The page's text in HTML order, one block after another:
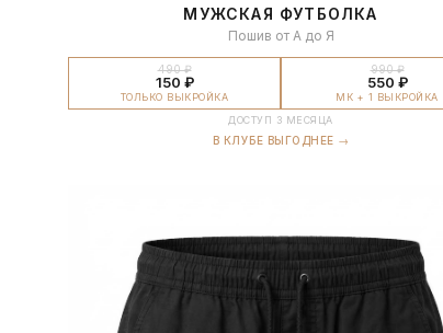
МУЖСКАЯ ФУТБОЛКА
Пошив от А до Я
490 ₽
150 ₽
ТОЛЬКО ВЫКРОЙКА
990 ₽
550 ₽
МК + 1 ВЫКРОЙКА
ДОСТУП 3 МЕСЯЦА
В КЛУБЕ ВЫГОДНЕЕ →